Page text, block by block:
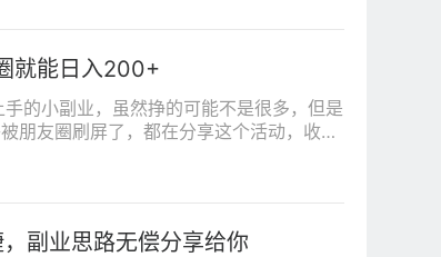
就能日入200+
的小副业，虽然挣的可能不是很多，但是
朋友圈刷屏了，都在分享这个活动，收益
副业思路无偿分享给你